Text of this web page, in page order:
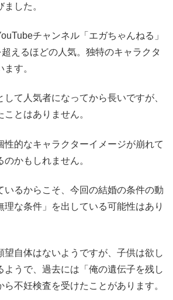
した。
チャンネル「エガちゃんねる」
えるほどの人気。独特のキャラクタ
す。
て人気者になってから長いですが、
とはありません。
性的なキャラクターイメージが崩れて
かもしれません。
いるからこそ、今回の結婚の条件の動
理な条件」を出している可能性はあり
望自体はないようですが、子供は欲し
ようで、過去には「俺の遺伝子を残し
不妊検査を受けたことがあります。